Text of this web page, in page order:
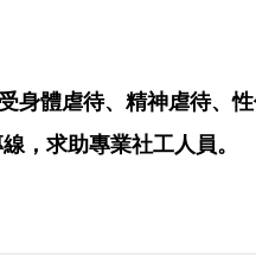
身體虐待、精神虐待、
，求助專業社工人員。